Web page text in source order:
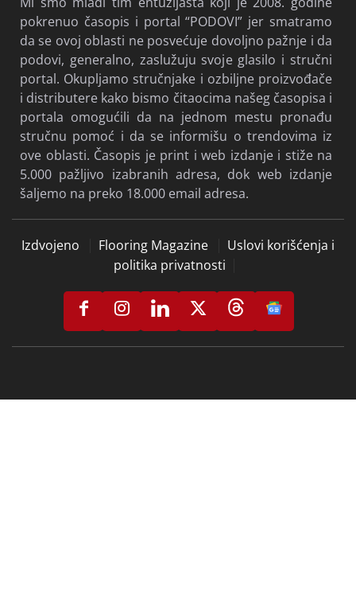
pokrenuo časopis i portal “PODOVI” jer smatramo
da se ovoj oblasti ne posvećuje dovoljno pažnje i da
podovi, generalno, zaslužuju svoje glasilo i stručni
portal. Okupljamo stručnjake i ozbiljne proizvođače
i distributere kako bismo čitaocima našeg časopisa i
portala omogućili da na jednom mestu pronađu
stručnu pomoć i da se informišu o trendovima iz
ove oblasti. Časopis je print i web izdanje i stiže na
5.000 pažljivo izabranih adresa, dok web izdanje
šaljemo na preko 18.000 email adresa.
Izdvojeno Flooring Magazine
Uslovi korišćenja i
politika privatnosti